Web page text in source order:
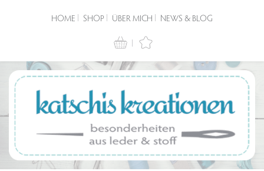
HOME SHOP ÜBER MICH NEWS & BLOG